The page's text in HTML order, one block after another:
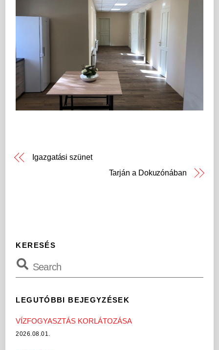
Igazgatási szünet
Tarján a Dokuzónában
KERESÉS
LEGUTÓBBI BEJEGYZÉSEK
VÍZFOGYASZTÁS KORLÁTOZÁSA
2026.08.01.